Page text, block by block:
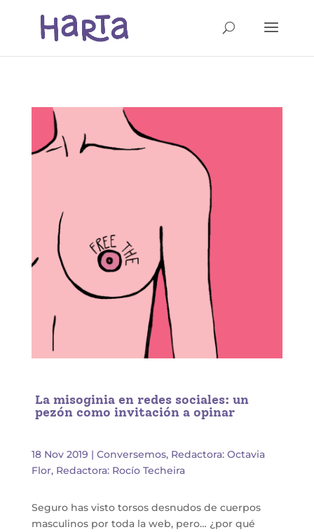
La misoginia en redes sociales: un
pezón como invitación a opinar
18 Nov 2019 | Conversemos, Redactora: Octavia
Flor, Redactora: Rocío Techeira
Seguro has visto torsos desnudos de cuerpos
masculinos por toda la web, pero… ¿por qué